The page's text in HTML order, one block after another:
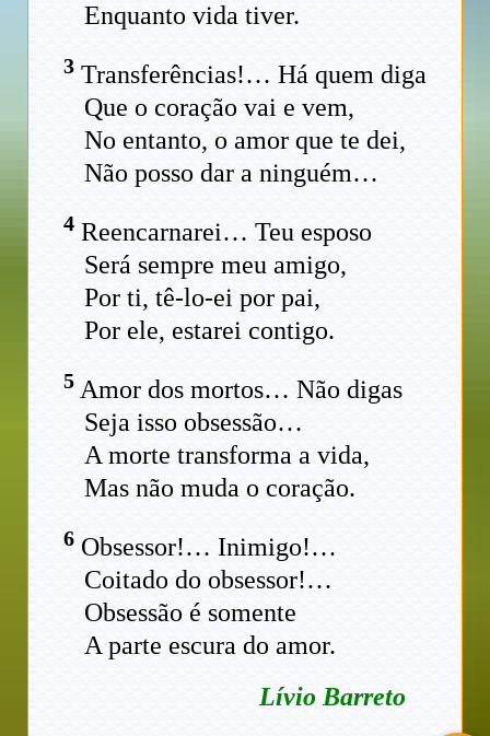
Enquanto vida tiver.
3 Transferências!… Há quem diga
Que o coração vai e vem,
No entanto, o amor que te dei,
Não posso dar a ninguém…
4 Reencarnarei… Teu esposo
Será sempre meu amigo,
Por ti, tê-lo-ei por pai,
Por ele, estarei contigo.
5 Amor dos mortos… Não digas
Seja isso obsessão…
A morte transforma a vida,
Mas não muda o coração.
6 Obsessor!… Inimigo!…
Coitado do obsessor!…
Obsessão é somente
A parte escura do amor.
Lívio Barreto